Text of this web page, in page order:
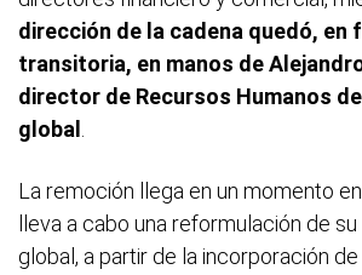
dirección de la cadena quedó, en
transitoria, en manos de
director de Recursos Humanos de
global
La remoción llega en un momento
lleva a cabo una reformulación de
global, a partir de la incorporación